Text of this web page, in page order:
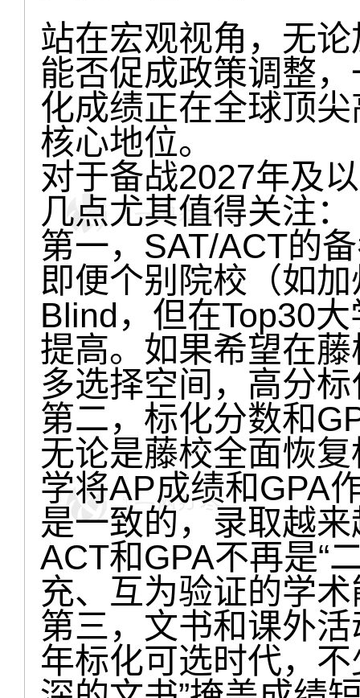
站在宏观视角，无
能否促成政策调整
化成绩正在全球顶
核心地位。
对于备战2027年及
几点尤其值得关注：
第一，SAT/ACT的
即便个别院校（如
Blind，但在Top30
提高。如果希望在
多选择空间，高分
第二，标化分数和
无论是藤校全面恢
学将AP成绩和GPA
是一致的，录取越来
ACT和GPA不再是“
充、互为验证的学
第三，文书和课外
年标化可选时代，